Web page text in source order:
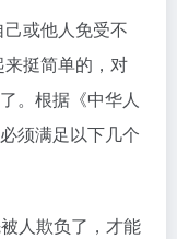
或他人免受不
挺简单的，对
。根据《中华人
须满足以下几个
人欺负了，才能